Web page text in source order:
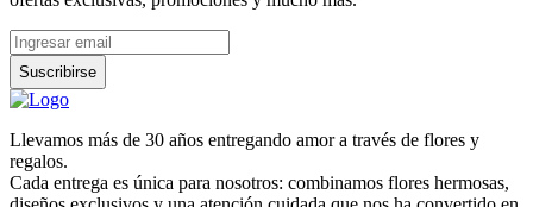
Suscribirse
Llevamos más de 30 años entregando amor a través de flores y
regalos.
Cada entrega es única para nosotros: combinamos flores hermosas,